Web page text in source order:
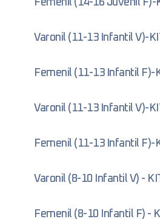
Femenil (14-16 Juvenil F)-
Varonil (11-13 Infantil V)-
Femenil (11-13 Infantil F)-
Varonil (11-13 Infantil V)-
Femenil (11-13 Infantil F)-
Varonil (8-10 Infantil V) -
Femenil (8-10 Infantil F) -